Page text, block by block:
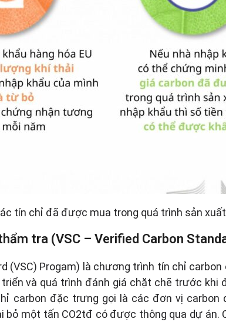
tín chỉ đã được mua trong quá trình sản
tra (VSC – Verified Carbon
Progam) là chương trình tín chỉ
và quá trình đánh giá chặt chẽ trước khi
carbon đặc trưng gọi là các đơn vị carbon
bỏ một tấn CO2tđ có được thông qua dự án.